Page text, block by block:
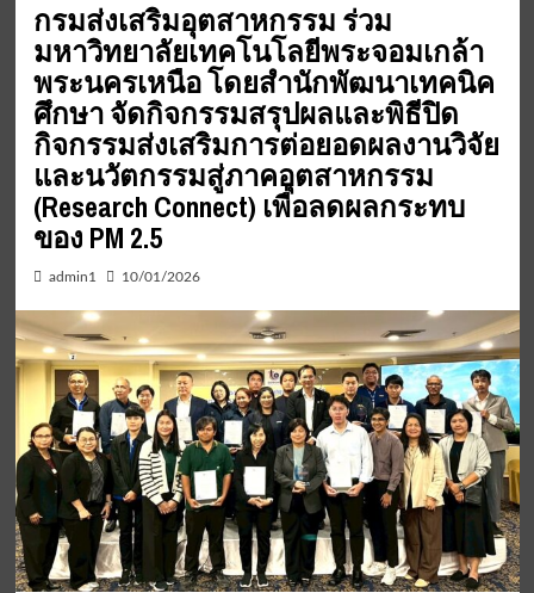
กรมส่งเสริมอุตสาหกรรม ร่วม
มหาวิทยาลัยเทคโนโลยีพระจอมเกล้า
พระนครเหนือ โดยสำนักพัฒนาเทคนิค
ศึกษา จัดกิจกรรมสรุปผลและพิธีปิด
กิจกรรมส่งเสริมการต่อยอดผลงานวิจัย
และนวัตกรรมสู่ภาคอุตสาหกรรม
(Research Connect) เพื่อลดผลกระทบ
ของ PM 2.5
admin1 10/01/2026